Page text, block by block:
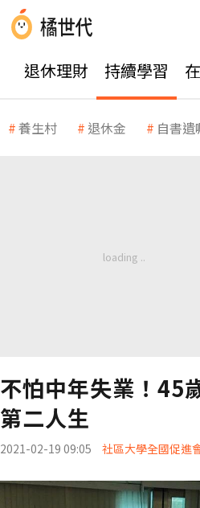
退休理財 持續學習
養生村 退休金 自書遺
不怕中年失業！45
第二人生
2021-02-19 09:05 社區大學全國促進